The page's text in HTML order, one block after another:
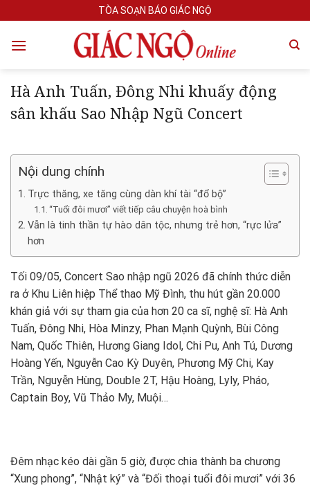
to
content
TÒA SOẠN BÁO GIÁC NGỘ
Hà Anh Tuấn, Đông Nhi khuấy động
sân khấu Sao Nhập Ngũ Concert
Nội dung chính
Trực thăng, xe tăng cùng dàn khí tài “đổ bộ”
“Tuổi đôi mươi” viết tiếp câu chuyện hoà bình
Vẫn là tinh thần tự hào dân tộc, nhưng trẻ hơn, “rực lửa”
hơn
Tối 09/05, Concert Sao nhập ngũ 2026 đã chính thức diễn
ra ở Khu Liên hiệp Thể thao Mỹ Đình, thu hút gần 20.000
khán giả với sự tham gia của hơn 20 ca sĩ, nghệ sĩ: Hà Anh
Tuấn, Đông Nhi, Hòa Minzy, Phan Mạnh Quỳnh, Bùi Công
Nam, Quốc Thiên, Hương Giang Idol, Chi Pu, Anh Tú, Dương
Hoàng Yến, Nguyễn Cao Kỳ Duyên, Phương Mỹ Chi, Kay
Trần, Nguyễn Hùng, Double 2T, Hậu Hoàng, Lyly, Pháo,
Captain Boy, Vũ Thảo My, Muội…
Đêm nhạc kéo dài gần 5 giờ, được chia thành ba chương
“Xung phong”, “Nhật ký” và “Đối thoại tuổi đôi mươi” với 36